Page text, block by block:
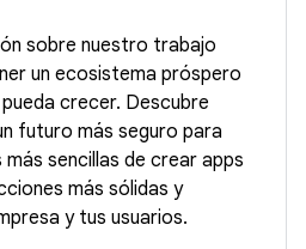
sobre nuestro trabajo
un ecosistema próspero
crecer. Descubre
futuro más seguro para
sencillas de crear apps
más sólidas y
y tus usuarios.